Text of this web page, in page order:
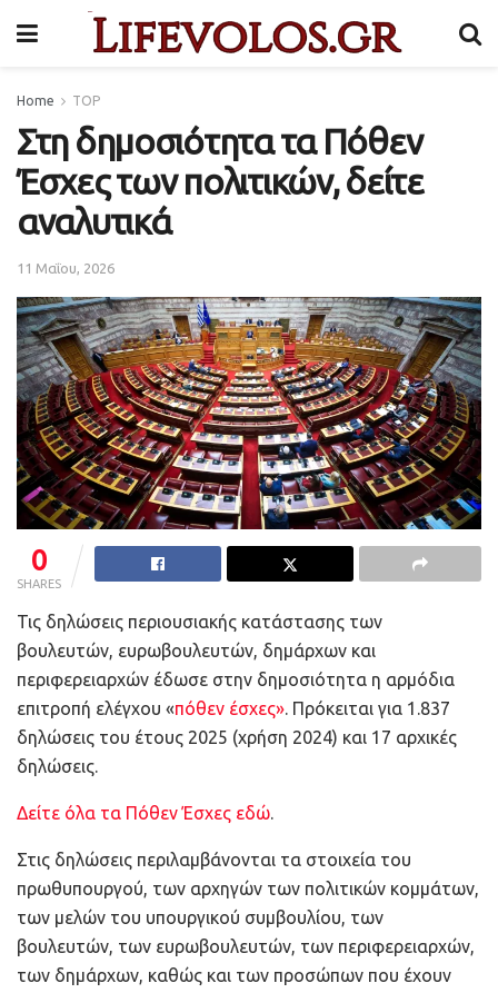
Home TOP
Στη δημοσιότητα τα Πόθεν
Έσχες των πολιτικών, δείτε
αναλυτικά
11 Μαΐου, 2026
0
SHARES
Τις δηλώσεις περιουσιακής κατάστασης των
βουλευτών, ευρωβουλευτών, δημάρχων και
περιφερειαρχών έδωσε στην δημοσιότητα η αρμόδια
επιτροπή ελέγχου «πόθεν έσχες». Πρόκειται για 1.837
δηλώσεις του έτους 2025 (χρήση 2024) και 17 αρχικές
δηλώσεις.
Δείτε όλα τα Πόθεν Έσχες εδώ.
Στις δηλώσεις περιλαμβάνονται τα στοιχεία του
πρωθυπουργού, των αρχηγών των πολιτικών κομμάτων,
των μελών του υπουργικού συμβουλίου, των
βουλευτών, των ευρωβουλευτών, των περιφερειαρχών,
των δημάρχων, καθώς και των προσώπων που έχουν